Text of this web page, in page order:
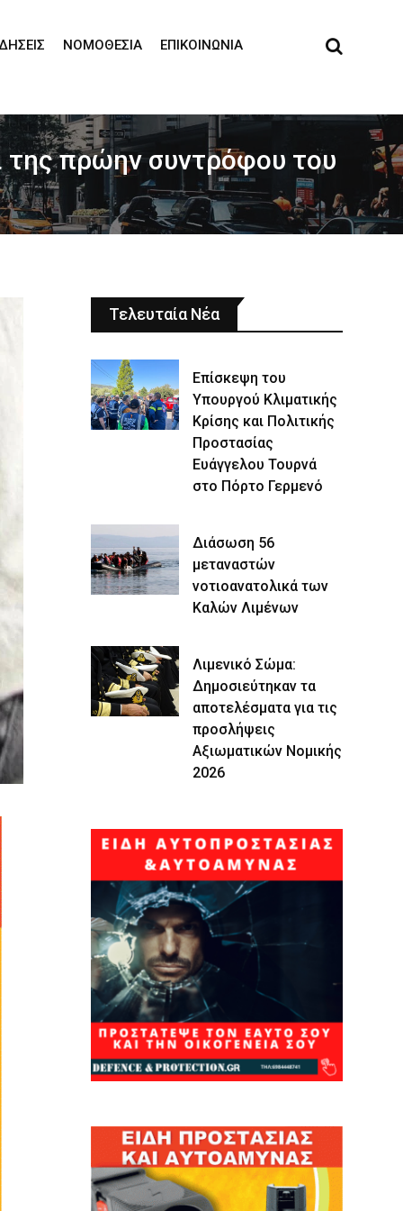
ΝΟΜΟΘΕΣΊΑ ΕΠΙΚΟΙΝΩΝΊΑ
της πρώην συντρόφου του
Τελευταία Νέα
Επίσκεψη του
Υπουργού Κλιματικής
Κρίσης και Πολιτικής
Προστασίας
Ευάγγελου Τουρνά
στο Πόρτο Γερμενό
Διάσωση 56
μεταναστών
νοτιοανατολικά των
Καλών Λιμένων
Λιμενικό Σώμα:
Δημοσιεύτηκαν τα
αποτελέσματα για τις
προσλήψεις
Αξιωματικών Νομικής
2026